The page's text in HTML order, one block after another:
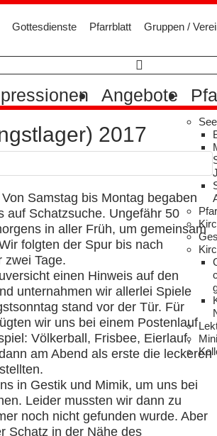
Gottesdienste Pfarrblatt Gruppen /
Angebote
2017
Samstag bis Montag begaben
auf Schatzsuche. Ungefähr 50
in aller Früh, um gemeinsam
folgten der Spur bis nach
zwei Tage.
einen Hinweis auf den
unternahmen wir allerlei Spiele
stand vor der Tür. Für
wir uns bei einem Postenlauf
Völkerball, Frisbee, Eierlauf,
am Abend als erste die leckeren
in Gestik und Mimik, um uns bei
Leider mussten wir dann zu
noch nicht gefunden wurde. Aber
Schatz in der Nähe des